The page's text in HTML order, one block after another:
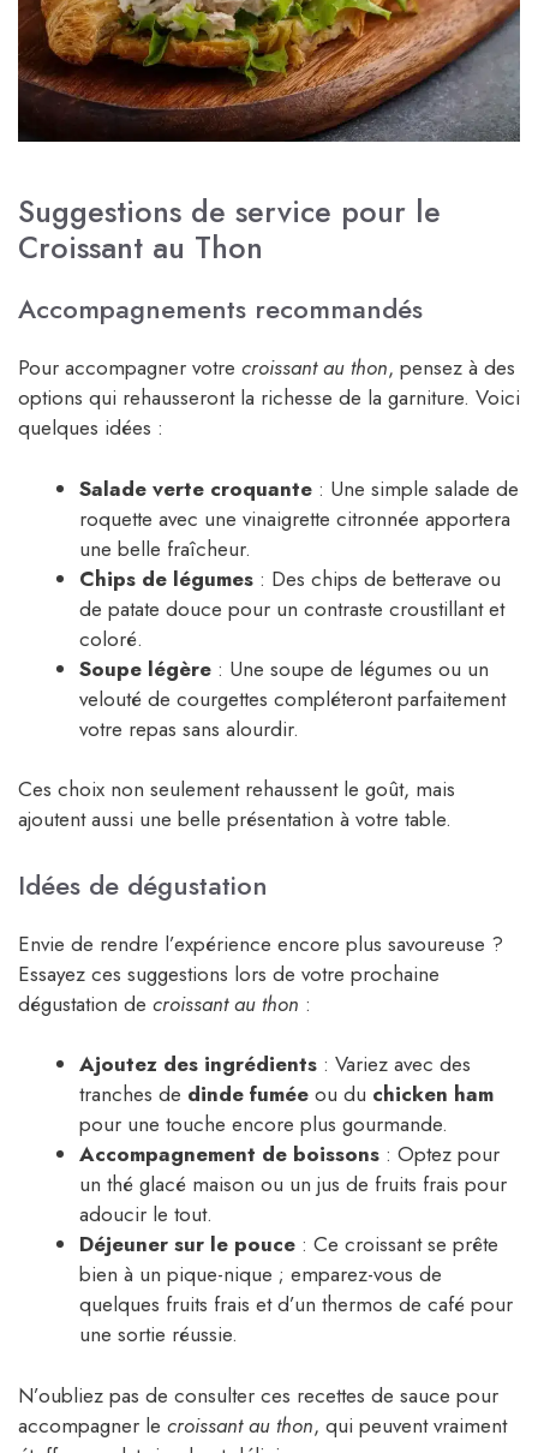
Suggestions de service pour le
Croissant au Thon
Accompagnements recommandés
Pour accompagner votre croissant au thon, pensez à des
options qui rehausseront la richesse de la garniture. Voici
quelques idées :
Salade verte croquante : Une simple salade de
roquette avec une vinaigrette citronnée apportera
une belle fraîcheur.
Chips de légumes : Des chips de betterave ou
de patate douce pour un contraste croustillant et
coloré.
Soupe légère : Une soupe de légumes ou un
velouté de courgettes compléteront parfaitement
votre repas sans alourdir.
Ces choix non seulement rehaussent le goût, mais
ajoutent aussi une belle présentation à votre table.
Idées de dégustation
Envie de rendre l’expérience encore plus savoureuse ?
Essayez ces suggestions lors de votre prochaine
dégustation de croissant au thon :
Ajoutez des ingrédients : Variez avec des
tranches de dinde fumée ou du chicken ham
pour une touche encore plus gourmande.
Accompagnement de boissons : Optez pour
un thé glacé maison ou un jus de fruits frais pour
adoucir le tout.
Déjeuner sur le pouce : Ce croissant se prête
bien à un pique-nique ; emparez-vous de
quelques fruits frais et d’un thermos de café pour
une sortie réussie.
N’oubliez pas de consulter ces recettes de sauce pour
accompagner le croissant au thon, qui peuvent vraiment